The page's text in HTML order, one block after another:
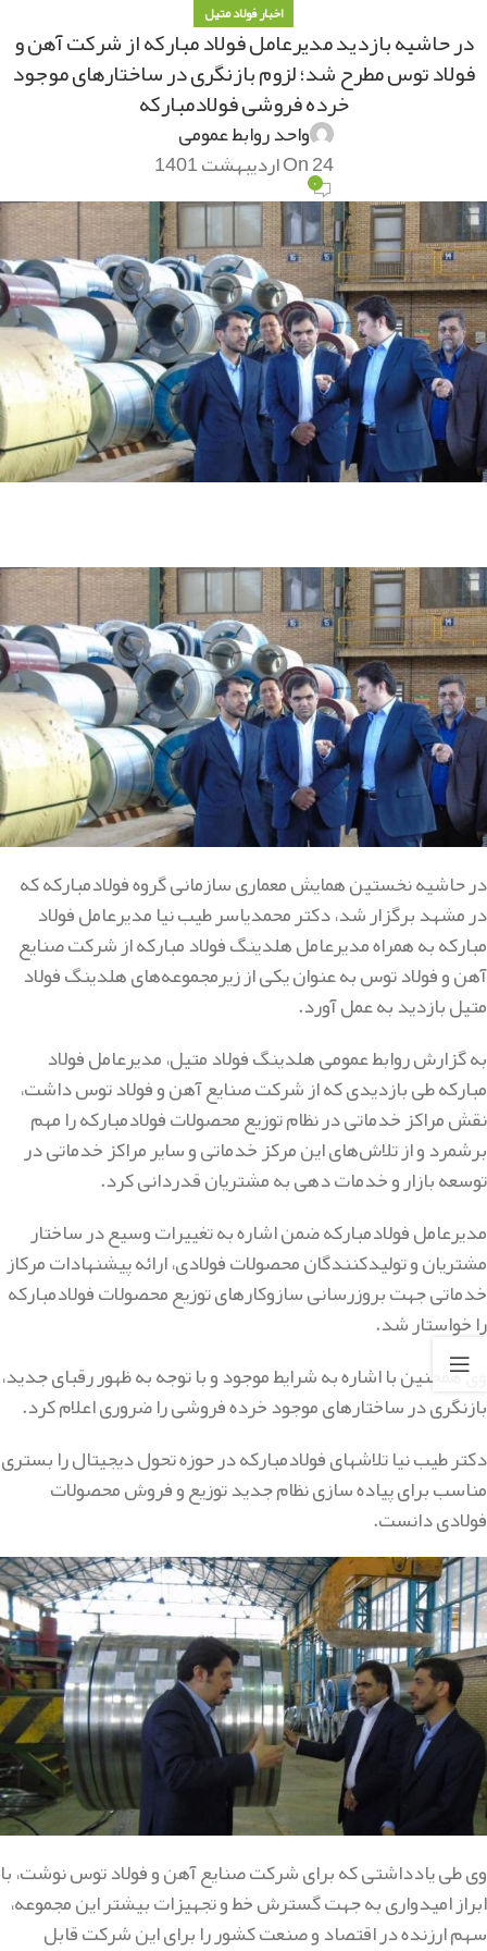
اخبار فولاد متیل
در حاشیه بازدید مدیرعامل فولاد مبارکه از شرکت آهن و
فولاد توس مطرح شد؛ لزوم بازنگری در ساختارهای موجود
خرده فروشی فولادمبارکه
واحد روابط عمومی
On 24 اردیبهشت 1401
۰
در حاشیه نخستین همایش معماری سازمانی گروه فولادمبارکه که
در مشهد برگزار شد، دکتر محمدیاسر طیب نیا مدیرعامل فولاد
مبارکه به همراه مدیرعامل هلدینگ فولاد مبارکه از شرکت صنایع
آهن و فولاد توس به عنوان یکی از زیرمجموعه‌های هلدینگ فولاد
متیل بازدید به عمل آورد.
به گزارش روابط عمومی هلدینگ فولاد متیل، مدیرعامل فولاد
مبارکه طی بازدیدی که از شرکت صنایع آهن و فولاد توس داشت،
نقش مراکز خدماتی در نظام توزیع محصولات فولادمبارکه را مهم
برشمرد و از تلاش‌های این مرکز خدماتی و سایر مراکز خدماتی در
توسعه بازار و خدمات دهی به مشتریان قدردانی کرد.
مدیرعامل فولادمبارکه ضمن اشاره به تغییرات وسیع در ساختار
مشتریان و تولیدکنندگان محصولات فولادی، ارائه پیشنهادات مرکاز
خدماتی جهت بروزرسانی سازوکارهای توزیع محصولات فولادمبارکه
را خواستار شد.
وی همچنین با اشاره به شرایط موجود و با توجه به ظهور رقبای جدید،
بازنگری در ساختارهای موجود خرده فروشی را ضروری اعلام کرد.
دکتر طیب نیا تلاشهای فولادمبارکه در حوزه تحول دیجیتال را بستری
مناسب برای پیاده سازی نظام جدید توزیع و فروش محصولات
فولادی دانست.
وی طی یادداشتی که برای شرکت صنایع آهن و فولاد توس نوشت، با
ابراز امیدواری به جهت گسترش خط و تجهیزات بیشتر این مجموعه،
سهم ارزنده در اقتصاد و صنعت کشور را برای این شرکت قابل